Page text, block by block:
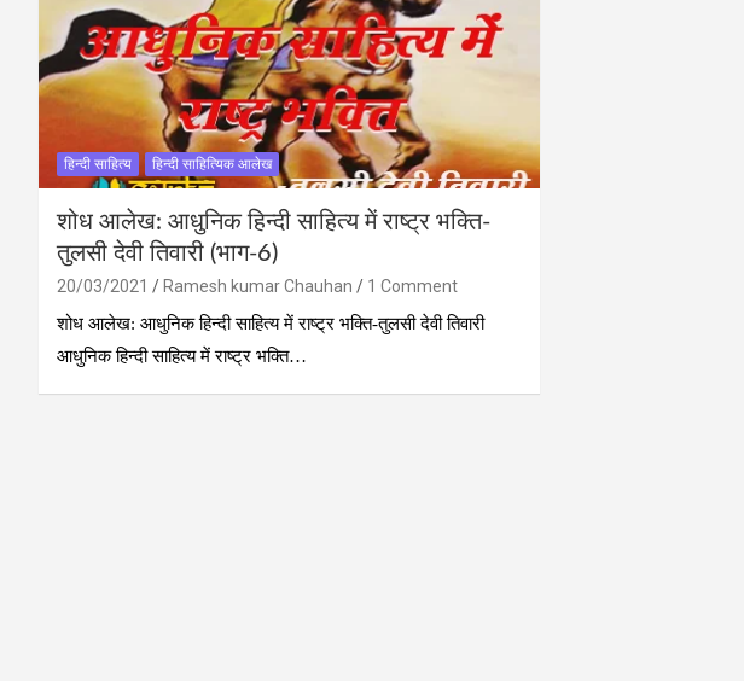
हिन्दी साहित्य हिन्दी साहित्यिक आलेख
शोध आलेख: आधुनिक हिन्दी साहित्य में राष्ट्र भक्ति-
तुलसी देवी तिवारी (भाग-6)
20/03/2021 Ramesh kumar Chauhan
1 Comment
शोध आलेख: आधुनिक हिन्दी साहित्य में राष्ट्र भक्ति-तुलसी देवी तिवारी
आधुनिक हिन्दी साहित्य में राष्ट्र भक्ति…